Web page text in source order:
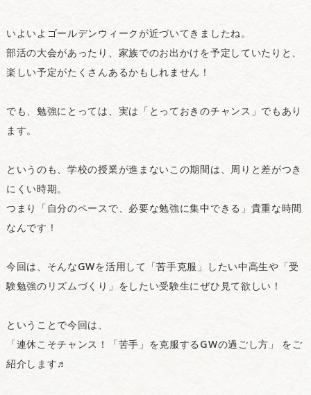
いよいよゴールデンウィークが近づいてきましたね。
部活の大会があったり、家族でのお出かけを予定していたりと、
楽しい予定がたくさんあるかもしれません！
でも、勉強にとっては、実は「とっておきのチャンス」でもあり
ます。
というのも、学校の授業が進まないこの期間は、周りと差がつき
にくい時期。
つまり「自分のペースで、必要な勉強に集中できる」貴重な時間
なんです！
今回は、そんなGWを活用して「苦手克服」したい中高生や「受
験勉強のリズムづくり」をしたい受験生にぜひ見て欲しい！
ということで今回は、
「連休こそチャンス！「苦手」を克服するGWの過ごし方」 をご
紹介します♬